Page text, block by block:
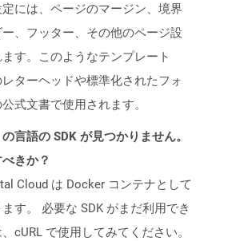
には、ページのマージン、境界
、フッター、その他のページ設
す。このようなテンプレート
ターヘッドや標準化されたフォ
式文書で使用されます。
言語の SDK が見つかりません。
きか？
Cloud は Docker コンテナとして
す。 必要な SDK がまだ利用でき
cURL で使用してみてください。